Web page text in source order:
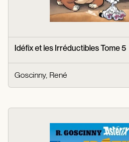
Idéfix et les Irréductibles Tome 5
Goscinny, René